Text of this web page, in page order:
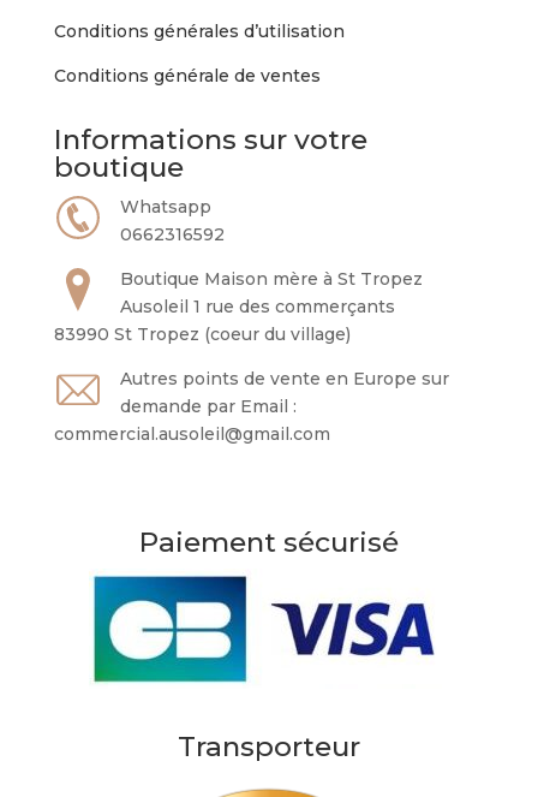
page
produit
Conditions générales d’utilisation
Conditions générale de ventes
Informations sur votre
boutique
Whatsapp
0662316592
Boutique Maison mère à St Tropez
Ausoleil 1 rue des commerçants
83990 St Tropez (coeur du village)
Autres points de vente en Europe sur
demande par Email :
commercial.ausoleil@gmail.com
Paiement sécurisé
Transporteur